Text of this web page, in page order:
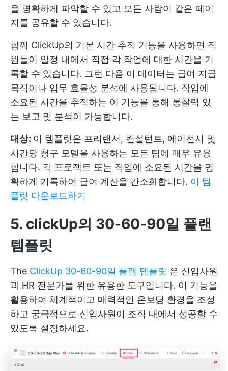
을 명확하게 파악할 수 있고 모든 사람이 같은 페이
지를 공유할 수 있습니다.
함께 ClickUp의 기본 시간 추적 기능을 사용하면 직
원들이 일정 내에서 직접 각 작업에 대한 시간을 기
록할 수 있습니다. 그런 다음 이 데이터는 급여 지급
목적이나 업무 효율성 분석에 사용됩니다. 작업에
소요된 시간을 추적하는 이 기능을 통해 통찰력 있
는 보고 및 분석이 가능합니다.
대상: 이 템플릿은 프리랜서, 컨설턴트, 에이전시 및
시간당 청구 모델을 사용하는 모든 팀에 매우 유용
합니다. 각 프로젝트 또는 작업에 소요된 시간을 명
확하게 기록하여 급여 계산을 간소화합니다. 이 템
플릿 다운로드하기
5. clickUp의 30-60-90일 플랜
템플릿
The ClickUp 30-60-90일 플랜 템플릿 은 신입사원
과 HR 전문가를 위한 유용한 도구입니다. 이 기능을
활용하여 체계적이고 매력적인 온보딩 환경을 조성
하고 궁극적으로 신입사원이 조직 내에서 성공할 수
있도록 설정하세요.